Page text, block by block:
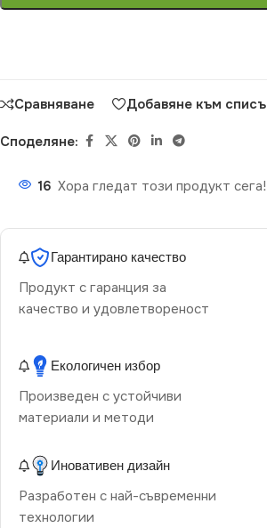
Сравняване Добавяне към
Споделяне:
16 Хора гледат този продукт сега!
Гарантирано качество
Продукт с гаранция за
качество и удовлетвореност
Екологичен избор
Произведен с устойчиви
материали и методи
Иновативен дизайн
Разработен с най-съвременни
технологии